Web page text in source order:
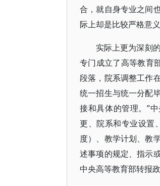
合，就自身专业之间
际上却是比较严格意
实际上更为深刻
专门成立了高等教育
段落，院系调整工作
统一招生与统一分配
接和具体的管理。”
更、院系和专业设置
度）、教学计划、教
述事项的规定、指示
中央高等教育部转报